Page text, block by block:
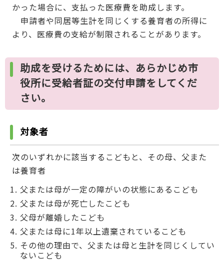
かった場合に、支払った医療費を助成します。
申請者や同居等生計を同じくする養育者の所得に
より、医療費の支給が制限されることがあります。
助成を受けるためには、あらかじめ市
役所に受給者証の交付申請をしてくだ
さい。
対象者
次のいずれかに該当するこどもと、その母、父また
は養育者
父または母が一定の障がいの状態にあるこども
父または母が死亡したこども
父母が離婚したこども
父または母に1年以上遺棄されているこども
その他の理由で、父または母と生計を同じくしてい
ないこども